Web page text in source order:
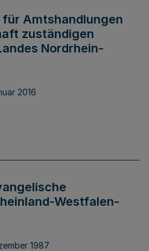
Amtshandlungen
zuständigen
Nordrhein-
2016
Westfalen-
1987